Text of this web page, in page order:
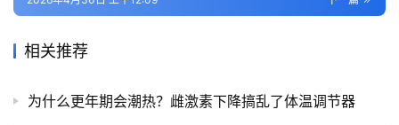
相关推荐
为什么更年期会潮热？雌激素下降搞乱了体温调节器